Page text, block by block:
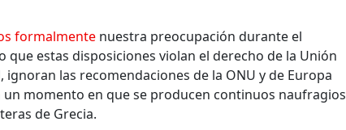
formalmente nuestra preocupación durante el
estas disposiciones violan el derecho de la Unión
las recomendaciones de la ONU y de Europa
momento en que se producen continuos naufragios
de Grecia.